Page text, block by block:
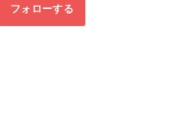
フォローする